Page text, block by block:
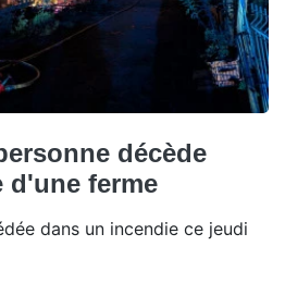
décède
d'une ferme
dans un incendie ce jeudi